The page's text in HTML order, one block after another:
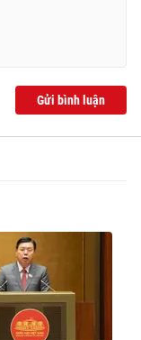
Gửi bình luận